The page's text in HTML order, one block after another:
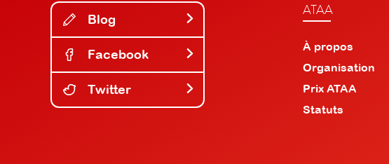
Blog
Facebook
Twitter
ATAA
À propos
Organisation
Prix ATAA
Statuts